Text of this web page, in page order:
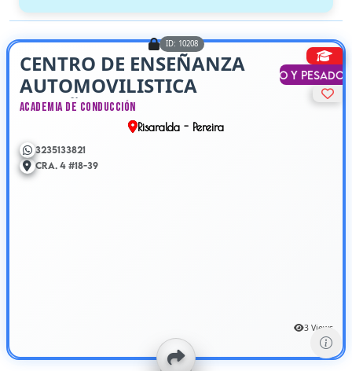
ID: 10208
Liviano y Pesado
CENTRO DE ENSEÑANZA
AUTOMOVILISTICA
ENSEÑANDO
Academia de Conducción
Risaralda - Pereira
3235133821
Cra. 4 #18-39
3 Views